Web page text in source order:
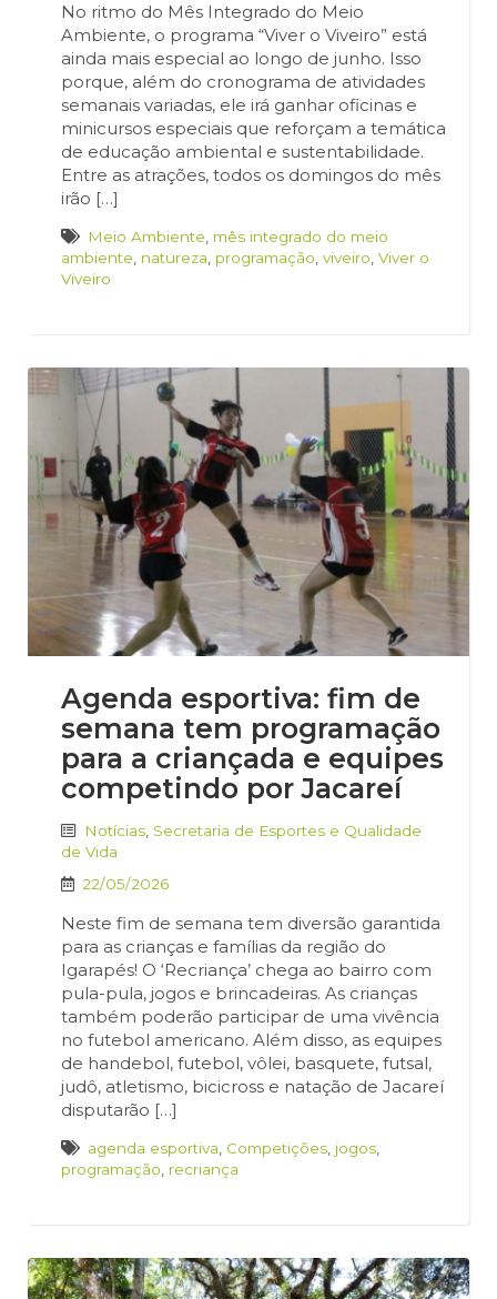
No ritmo do Mês Integrado do Meio
Ambiente, o programa “Viver o Viveiro” está
ainda mais especial ao longo de junho. Isso
porque, além do cronograma de atividades
semanais variadas, ele irá ganhar oficinas e
minicursos especiais que reforçam a temática
de educação ambiental e sustentabilidade.
Entre as atrações, todos os domingos do mês
irão […]
Meio Ambiente mês integrado do meio
ambiente natureza programação viveiro Viver o
Viveiro
Agenda esportiva: fim de
semana tem programação
para a criançada e equipes
competindo por Jacareí
Notícias Secretaria de Esportes e Qualidade
de Vida
22/05/2026
Neste fim de semana tem diversão garantida
para as crianças e famílias da região do
Igarapés! O ‘Recriança’ chega ao bairro com
pula-pula, jogos e brincadeiras. As crianças
também poderão participar de uma vivência
no futebol americano. Além disso, as equipes
de handebol, futebol, vôlei, basquete, futsal,
judô, atletismo, bicicross e natação de Jacareí
disputarão […]
agenda esportiva Competições jogos
programação recriança